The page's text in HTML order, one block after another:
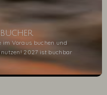
im Voraus buchen und
2027 ist buchbar